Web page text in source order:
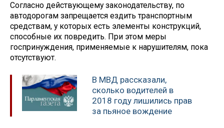
Согласно действующему законодательству, по
автодорогам запрещается ездить транспортным
средствам, у которых есть элементы конструкций,
способные их повредить. При этом меры
госпринуждения, применяемые к нарушителям, пока
отсутствуют.
В МВД рассказали,
сколько водителей в
2018 году лишились прав
за пьяное вождение